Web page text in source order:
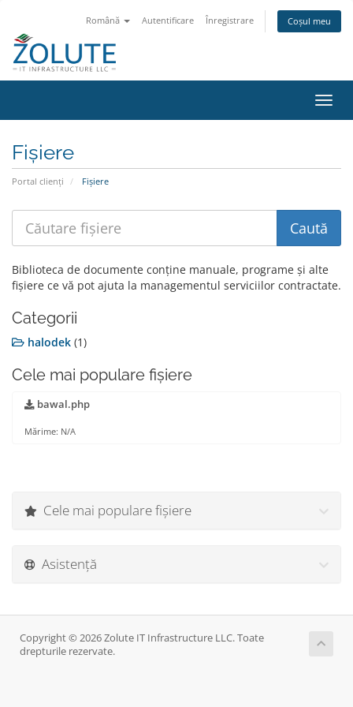
Română Autentificare Înregistrare Coșul meu
Fișiere
Portal clienți Fișiere
Biblioteca de documente conține manuale, programe și alte
fișiere ce vă pot ajuta la managementul serviciilor contractate.
Categorii
halodek (1)
Cele mai populare fișiere
bawal.php
Mărime: N/A
Cele mai populare fișiere
Asistență
Copyright © 2026 Zolute IT Infrastructure LLC. Toate
drepturile rezervate.